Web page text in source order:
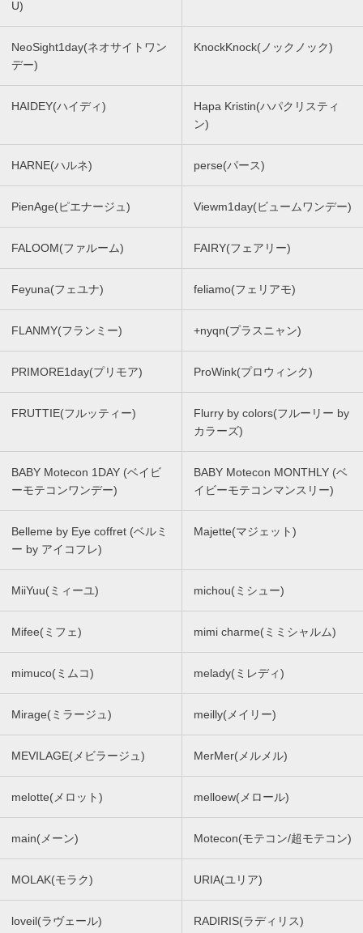
U)
NeoSight1day(ネオサイトワン
デー)
KnockKnock(ノックノック)
HAIDEY(ハイディ)
Hapa Kristin(ハパクリスティ
ン)
HARNE(ハルネ) perse(パース)
PienAge(ピエナージュ) Viewm1day(ビュームワンデー)
FALOOM(ファルーム) FAIRY(フェアリー)
Feyuna(フェユナ) feliamo(フェリアモ)
FLANMY(フランミー) +nyqn(プラスニャン)
PRIMORE1day(プリモア) ProWink(プロウィンク)
FRUTTIE(フルッティー)
Flurry by colors(フルーリー by
カラーズ)
BABY Motecon 1DAY (ベイビ
ーモテコンワンデー)
BABY Motecon MONTHLY (ベ
イビーモテコンマンスリー)
Belleme by Eye coffret (ベルミ
ー by アイコフレ)
Majette(マジェット)
MiiYuu(ミィーユ) michou(ミシュー)
Mifee(ミフェ) mimi charme(ミミシャルム)
mimuco(ミムコ) melady(ミレディ)
Mirage(ミラージュ) meilly(メイリー)
MEVILAGE(メビラージュ) MerMer(メルメル)
melotte(メロット) melloew(メロール)
main(メーン) Motecon(モテコン/超モテコン)
MOLAK(モラク) URIA(ユリア)
loveil(ラヴェール) RADIRIS(ラディリス)